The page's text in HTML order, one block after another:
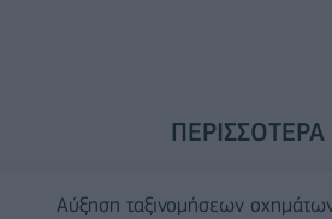
Αύξηση ταξινομήσεων